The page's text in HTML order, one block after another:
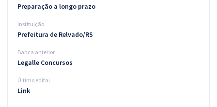
Blog
Aprovados
Atendimento
Preparação a longo prazo
Instituição
Prefeitura de Relvado/RS
Banca anterior
Legalle Concursos
Último edital
Link